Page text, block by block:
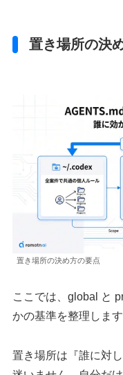
置き場所の決
置き場所の決め方の要点
ここでは、global と
かの基準を整理します
置き場所は『誰に対